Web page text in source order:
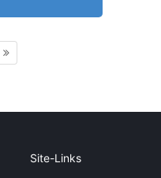
Site-Links